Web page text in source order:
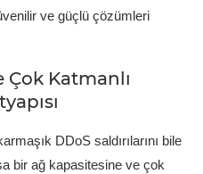
ve güçlü çözümleri
Çok Katmanlı
DDoS saldırılarını bile
bir ağ kapasitesine ve çok